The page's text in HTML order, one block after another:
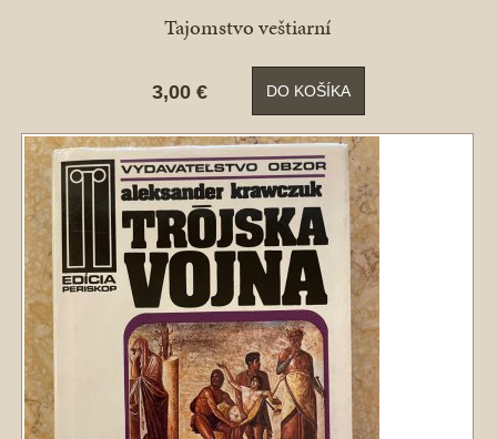
Tajomstvo veštiarní
3,00 € DO KOŠÍKA